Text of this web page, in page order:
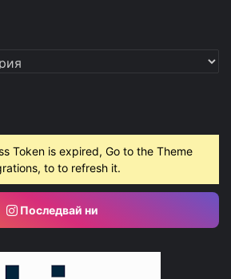
Token is expired, Go to the Theme
to to refresh it.
Последвай ни